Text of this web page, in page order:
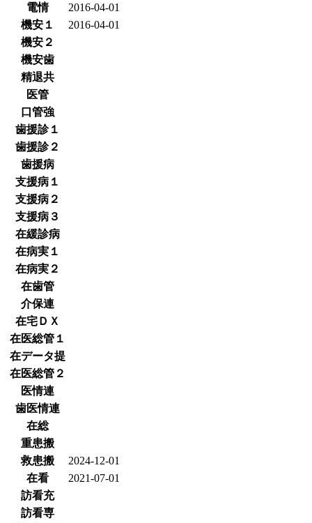
電情
2016-04-01
機安１
2016-04-01
機安２
機安歯
精退共
医管
口管強
歯援診１
歯援診２
歯援病
支援病１
支援病２
支援病３
在緩診病
在病実１
在病実２
在歯管
介保連
在宅ＤＸ
在医総管１
在データ提
在医総管２
医情連
歯医情連
在総
重患搬
救患搬
2024-12-01
在看
2021-07-01
訪看充
訪看専